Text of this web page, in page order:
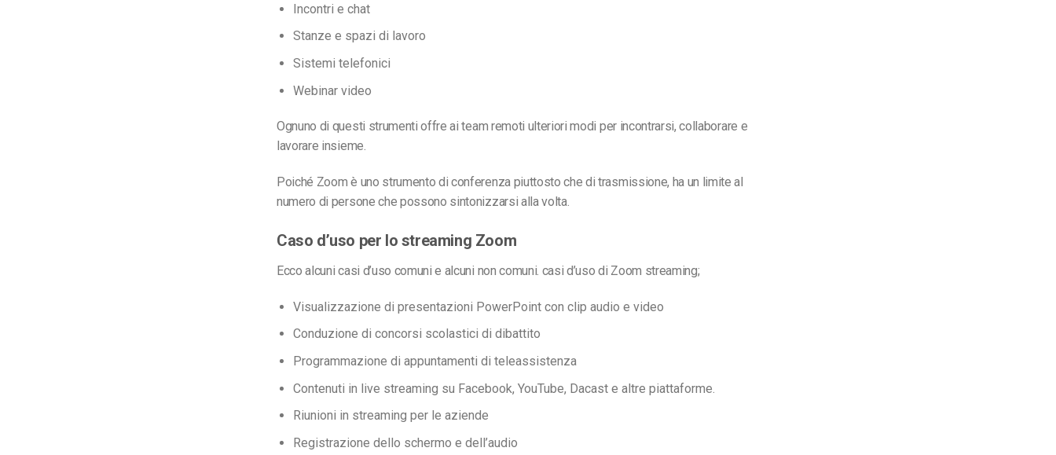
Incontri e chat
Stanze e spazi di lavoro
Sistemi telefonici
Webinar video
Ognuno di questi strumenti offre ai team remoti ulteriori modi per incontrarsi, collaborare e
lavorare insieme.
Poiché Zoom è uno strumento di conferenza piuttosto che di trasmissione, ha un limite al
numero di persone che possono sintonizzarsi alla volta.
Caso d’uso per lo streaming Zoom
Ecco alcuni casi d’uso comuni e alcuni non comuni. casi d’uso di Zoom streaming;
Visualizzazione di presentazioni PowerPoint con clip audio e video
Conduzione di concorsi scolastici di dibattito
Programmazione di appuntamenti di teleassistenza
Contenuti in live streaming su Facebook, YouTube, Dacast e altre piattaforme.
Riunioni in streaming per le aziende
Registrazione dello schermo e dell’audio